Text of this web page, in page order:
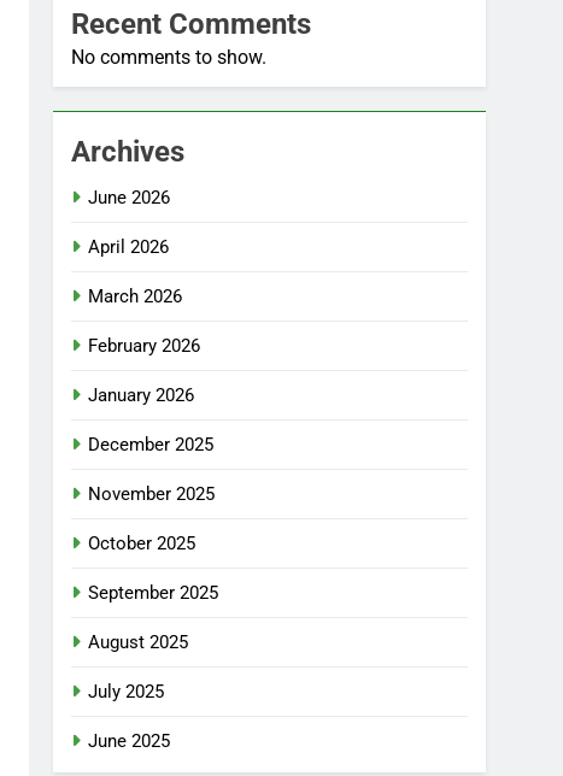
Recent Comments
No comments to show.
Archives
June 2026
April 2026
March 2026
February 2026
January 2026
December 2025
November 2025
October 2025
September 2025
August 2025
July 2025
June 2025